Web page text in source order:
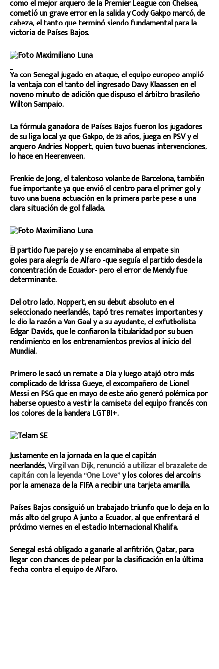
como el mejor arquero de la Premier League con Chelsea,
cometió un grave error en la salida y Cody Gakpo marcó, de
cabeza, el tanto que terminó siendo fundamental para la
victoria de Países Bajos.
Ya con Senegal jugado en ataque, el equipo europeo amplió
la ventaja con el tanto del ingresado Davy Klaassen en el
noveno minuto de adición que dispuso el árbitro brasileño
Wilton Sampaio.
La fórmula ganadora de Países Bajos fueron los jugadores
de su liga local ya que Gakpo, de 23 años, juega en PSV y el
arquero Andries Noppert, quien tuvo buenas intervenciones,
lo hace en Heerenveen.
Frenkie de Jong, el talentoso volante de Barcelona, también
fue importante ya que envió el centro para el primer gol y
tuvo una buena actuación en la primera parte pese a una
clara situación de gol fallada.
El partido fue parejo y se encaminaba al empate sin
goles para alegría de Alfaro -que seguía el partido desde la
concentración de Ecuador- pero el error de Mendy fue
determinante.
Del otro lado, Noppert, en su debut absoluto en el
seleccionado neerlandés, tapó tres remates importantes y
le dio la razón a Van Gaal y a su ayudante, el exfutbolista
Edgar Davids, que le confiaron la titularidad por su buen
rendimiento en los entrenamientos previos al inicio del
Mundial.
Primero le sacó un remate a Dia y luego atajó otro más
complicado de Idrissa Gueye, el excompañero de Lionel
Messi en PSG que en mayo de este año generó polémica por
haberse opuesto a vestir la camiseta del equipo francés con
los colores de la bandera LGTBI+.
Justamente en la jornada en la que el capitán
neerlandés,Virgil van Dijk, renunció a utilizar el brazalete de
capitán con la leyenda “One Love”y los colores del arcoíris
por la amenaza de la FIFA a recibir una tarjeta amarilla.
Países Bajos consiguió un trabajado triunfo que lo deja en lo
más alto del grupo A junto a Ecuador, al que enfrentará el
próximo viernes en el estadio Internacional Khalifa.
Senegal está obligado a ganarle al anfitrión, Qatar, para
llegar con chances de pelear por la clasificación en la última
fecha contra el equipo de Alfaro.